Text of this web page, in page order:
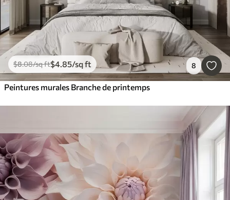
$8.08/sq ft$4.85/sq ft 8
Peintures murales Branche de printemps